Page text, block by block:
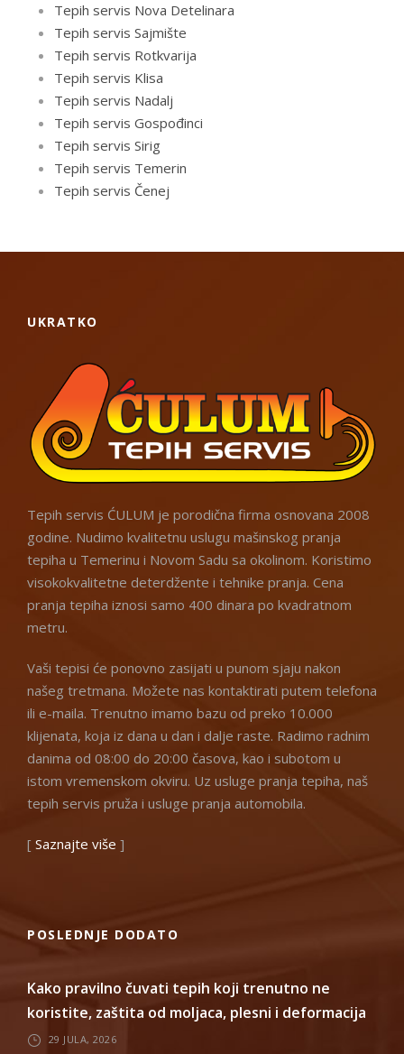
Tepih servis Nova Detelinara
Tepih servis Sajmište
Tepih servis Rotkvarija
Tepih servis Klisa
Tepih servis Nadalj
Tepih servis Gospođinci
Tepih servis Sirig
Tepih servis Temerin
Tepih servis Čenej
UKRATKO
Tepih servis ĆULUM je porodična firma osnovana 2008
godine. Nudimo kvalitetnu uslugu mašinskog pranja
tepiha u Temerinu i Novom Sadu sa okolinom. Koristimo
visokokvalitetne deterdžente i tehnike pranja. Cena
pranja tepiha iznosi samo 400 dinara po kvadratnom
metru.
Vaši tepisi će ponovno zasijati u punom sjaju nakon
našeg tretmana. Možete nas kontaktirati putem telefona
ili e-maila. Trenutno imamo bazu od preko 10.000
klijenata, koja iz dana u dan i dalje raste. Radimo radnim
danima od 08:00 do 20:00 časova, kao i subotom u
istom vremenskom okviru. Uz usluge pranja tepiha, naš
tepih servis pruža i usluge pranja automobila.
[ Saznajte više ]
POSLEDNJE DODATO
Kako pravilno čuvati tepih koji trenutno ne
koristite, zaštita od moljaca, plesni i deformacija
29 JULA, 2026